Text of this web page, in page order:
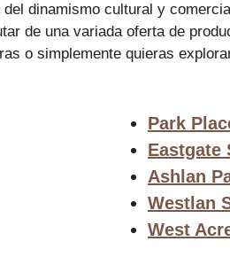
dinamismo cultural y
de una variada oferta de
o simplemente quieras
Park
Eastgate
Ashlan
Westlan
West